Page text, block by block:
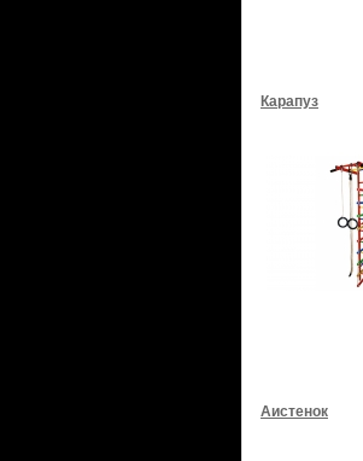
Карапуз
Аистенок